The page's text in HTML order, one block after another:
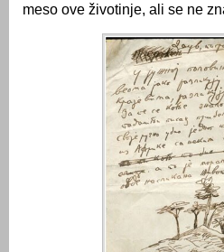
meso ove životinje, ali se ne